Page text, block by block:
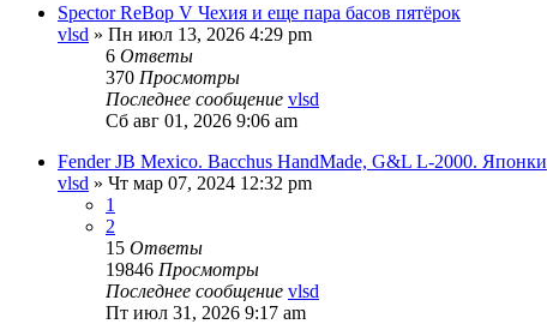
Spector ReBop V Чехия и еще пара басов пятёрок
vlsd » Пн июл 13, 2026 4:29 pm
6 Ответы
370 Просмотры
Последнее сообщение vlsd
Сб авг 01, 2026 9:06 am
Fender JB Mexico. Bacchus HandMade, G&L L-2000. Японки
vlsd » Чт мар 07, 2024 12:32 pm
1
2
15 Ответы
19846 Просмотры
Последнее сообщение vlsd
Пт июл 31, 2026 9:17 am